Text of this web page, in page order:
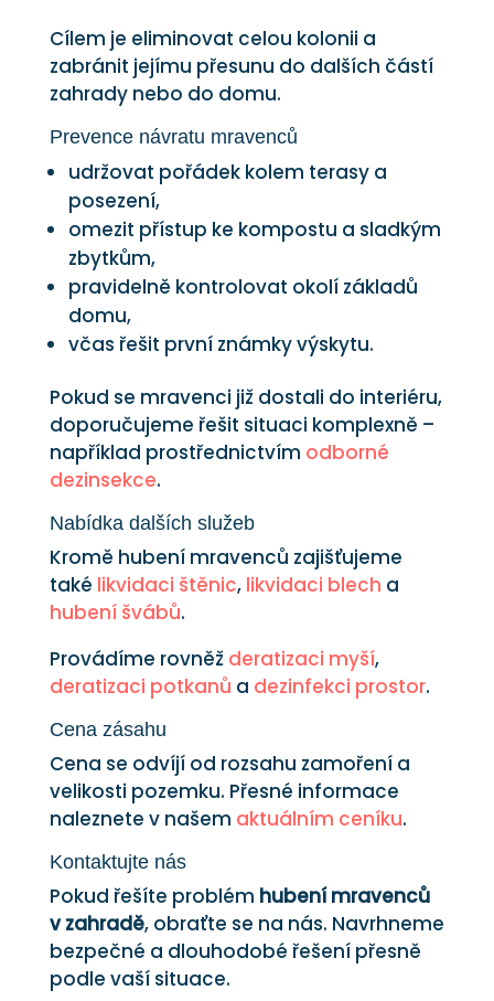
Cílem je eliminovat celou kolonii a
zabránit jejímu přesunu do dalších částí
zahrady nebo do domu.
Prevence návratu mravenců
udržovat pořádek kolem terasy a
posezení,
omezit přístup ke kompostu a sladkým
zbytkům,
pravidelně kontrolovat okolí základů
domu,
včas řešit první známky výskytu.
Pokud se mravenci již dostali do interiéru,
doporučujeme řešit situaci komplexně –
například prostřednictvím odborné
dezinsekce.
Nabídka dalších služeb
Kromě hubení mravenců zajišťujeme
také likvidaci štěnic, likvidaci blech a
hubení švábů.
Provádíme rovněž deratizaci myší,
deratizaci potkanů a dezinfekci prostor.
Cena zásahu
Cena se odvíjí od rozsahu zamoření a
velikosti pozemku. Přesné informace
naleznete v našem aktuálním ceníku.
Kontaktujte nás
Pokud řešíte problém hubení mravenců
v zahradě, obraťte se na nás. Navrhneme
bezpečné a dlouhodobé řešení přesně
podle vaší situace.